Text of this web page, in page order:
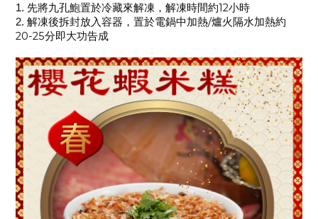
1. 先將九孔鮑置於冷藏來解凍，解凍時間約12小時
2. 解凍後拆封放入容器，置於電鍋中加熱/爐火隔水加熱約
20-25分即大功告成